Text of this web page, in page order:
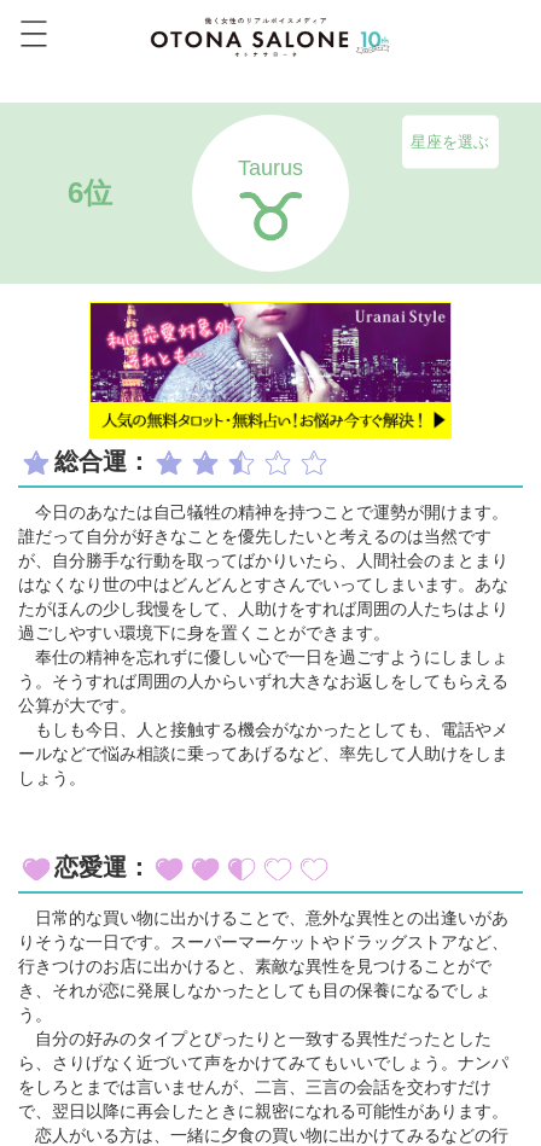
6位
Taurus
星座を選ぶ
総合運：
今日のあなたは自己犠牲の精神を持つことで運勢が開けます。
誰だって自分が好きなことを優先したいと考えるのは当然です
が、自分勝手な行動を取ってばかりいたら、人間社会のまとまり
はなくなり世の中はどんどんとすさんでいってしまいます。あな
たがほんの少し我慢をして、人助けをすれば周囲の人たちはより
過ごしやすい環境下に身を置くことができます。
奉仕の精神を忘れずに優しい心で一日を過ごすようにしましょ
う。そうすれば周囲の人からいずれ大きなお返しをしてもらえる
公算が大です。
もしも今日、人と接触する機会がなかったとしても、電話やメ
ールなどで悩み相談に乗ってあげるなど、率先して人助けをしま
しょう。
恋愛運：
日常的な買い物に出かけることで、意外な異性との出逢いがあ
りそうな一日です。スーパーマーケットやドラッグストアなど、
行きつけのお店に出かけると、素敵な異性を見つけることがで
き、それが恋に発展しなかったとしても目の保養になるでしょ
う。
自分の好みのタイプとぴったりと一致する異性だったとした
ら、さりげなく近づいて声をかけてみてもいいでしょう。ナンパ
をしろとまでは言いませんが、二言、三言の会話を交わすだけ
で、翌日以降に再会したときに親密になれる可能性があります。
恋人がいる方は、一緒に夕食の買い物に出かけてみるなどの行